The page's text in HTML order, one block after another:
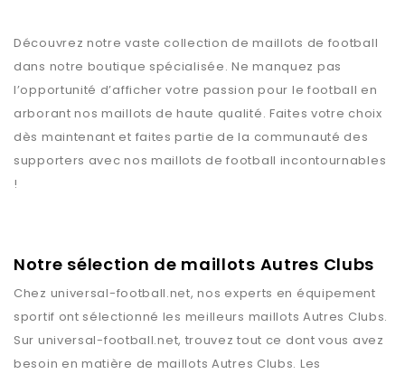
Découvrez notre vaste collection de maillots de football
dans notre boutique spécialisée. Ne manquez pas
l’opportunité d’afficher votre passion pour le football en
arborant nos maillots de haute qualité. Faites votre choix
dès maintenant et faites partie de la communauté des
supporters avec nos maillots de football incontournables
!
Notre sélection de maillots Autres Clubs
Chez universal-football.net, nos experts en équipement
sportif ont sélectionné les meilleurs maillots Autres Clubs.
Sur universal-football.net, trouvez tout ce dont vous avez
besoin en matière de maillots Autres Clubs. Les